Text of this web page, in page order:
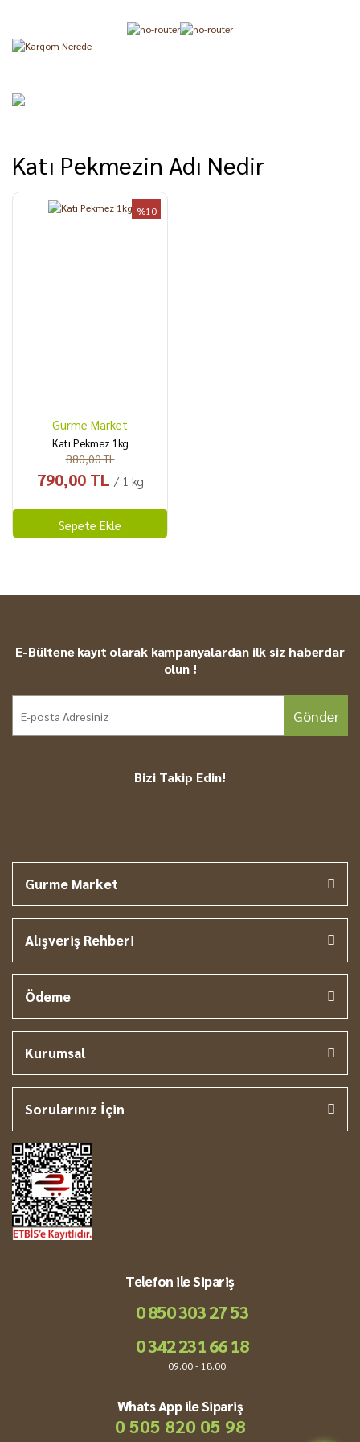
Katı Pekmezin Adı Nedir
%10
Gurme Market
Katı Pekmez 1kg
880,00 TL
790,00 TL / 1 kg
Sepete Ekle
E-Bültene kayıt olarak kampanyalardan ilk siz haberdar
olun !
Gönder
Bizi Takip Edin!
Gurme Market
Alışveriş Rehberi
Ödeme
Kurumsal
Sorularınız İçin
Telefon ile Sipariş
0 850 303 27 53
0 342 231 66 18
09.00 - 18.00
Whats App ile Sipariş
0 505 820 05 98